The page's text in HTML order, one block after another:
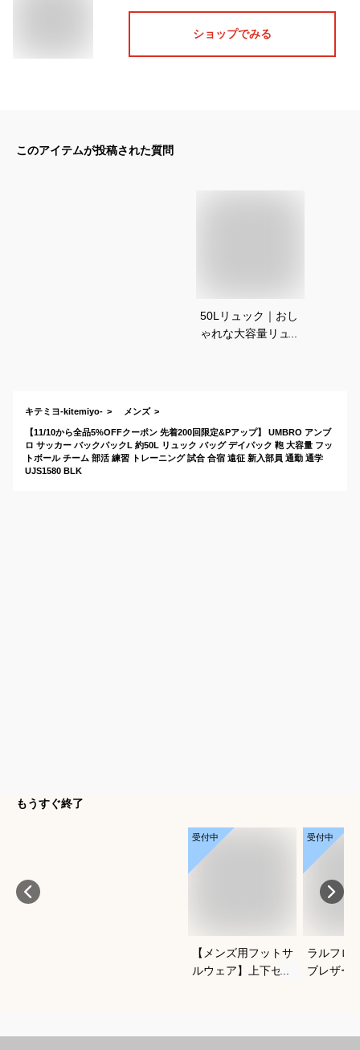
ショップでみる
このアイテムが投稿された質問
50Lリュック｜おし
ゃれな大容量リュッ
キテミヨ-kitemiyo- メンズ
【11/10から全品5%OFFクーポン 先着200回限定&Pアップ】 UMBRO アンブ
ロ サッカー バックパックL 約50L リュック バッグ デイパック 鞄 大容量 フッ
トボール チーム 部活 練習 トレーニング 試合 合宿 遠征 新入部員 通勤 通学
UJS1580 BLK
もうすぐ終了
受付中
【メンズ用フットサ
ルウェア】上下セッ
受付中
ラルフロ
ブレザー